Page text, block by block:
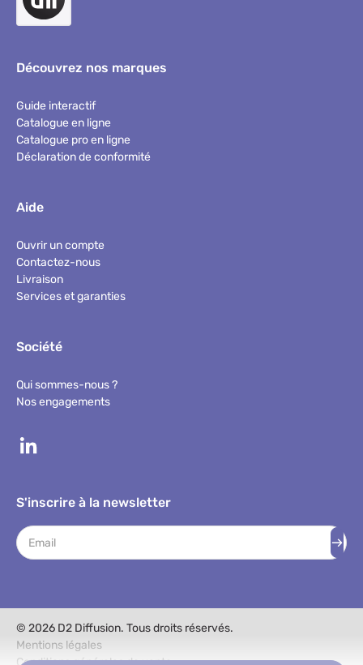
Découvrez nos marques
Guide interactif
Catalogue en ligne
Catalogue pro en ligne
Déclaration de conformité
Aide
Ouvrir un compte
Contactez-nous
Livraison
Services et garanties
Société
Qui sommes-nous ?
Nos engagements
S'inscrire à la newsletter
Adresse mail
© 2026 D2 Diffusion. Tous droits réservés.
Mentions légales
Conditions générales de vente